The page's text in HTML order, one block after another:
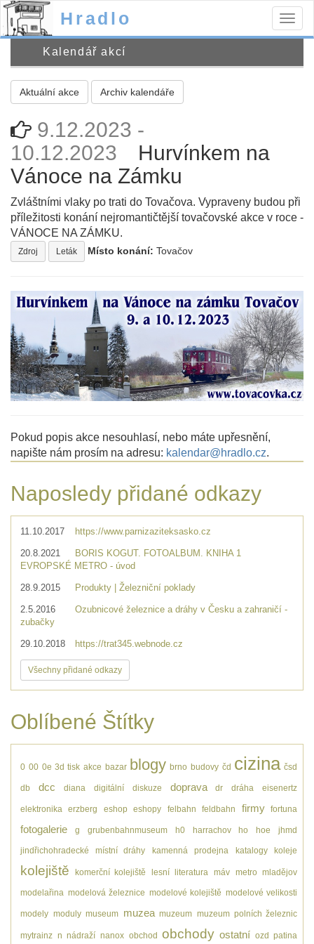
Hradlo
Kalendář akcí
Aktuální akce Archiv kalendáře
9.12.2023 -
10.12.2023
Hurvínkem na
Vánoce na Zámku
Zvláštními vlaky po trati do Tovačova. Vypraveny budou při
příležitosti konání nejromantičtější tovačovské akce v roce -
VÁNOCE NA ZÁMKU.
Zdroj Leták Místo konání: Tovačov
Pokud popis akce nesouhlasí, nebo máte upřesnění,
napište nám prosím na adresu: kalendar@hradlo.cz.
Naposledy přidané odkazy
11.10.2017 https://www.parnizaziteksasko.cz
20.8.2021
BORIS KOGUT. FOTOALBUM. KNIHA 1
EVROPSKÉ METRO - úvod
28.9.2015 Produkty | Železniční poklady
2.5.2016
Ozubnicové železnice a dráhy v Česku a zahraničí -
zubačky
29.10.2018 https://trat345.webnode.cz
Všechny přidané odkazy
Oblíbené Štítky
0 00 0e 3d tisk akce bazar blogy brno budovy čd cizina čsd
db dcc diana digitální diskuze doprava dr dráha eisenertz
elektronika erzberg eshop eshopy felbahn feldbahn firmy fortuna
fotogalerie g grubenbahnmuseum h0 harrachov ho hoe jhmd
jindřichohradecké místní dráhy kamenná prodejna katalogy koleje
kolejiště komerční kolejiště lesní literatura máv metro mladějov
modelařina modelová železnice modelové kolejiště modelové velikosti
modely moduly museum muzea muzeum muzeum polních železnic
mytrainz n nádraží nanox obchod obchody ostatní ozd patina